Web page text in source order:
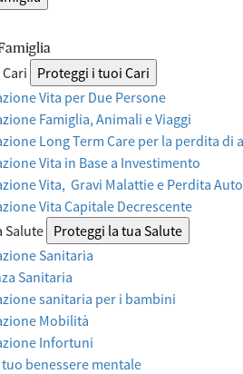
Proteggi i tuoi Cari
Vita per Due Persone
Famiglia, Animali e Viaggi
Long Term Care per la perdita di
Vita in Base a Investimento
Vita, Gravi Malattie e Perdita
Vita Capitale Decrescente
Salute
Proteggi la tua Salute
Sanitaria
Sanitaria
sanitaria per i bambini
Mobilità
Infortuni
benessere mentale